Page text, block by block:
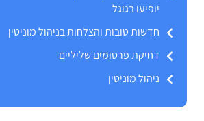
יופיעו בגוגל
חדשות טובות והצלחות בניהול מוניטין
דחיקת פרסומים שליליים
ניהול מוניטין